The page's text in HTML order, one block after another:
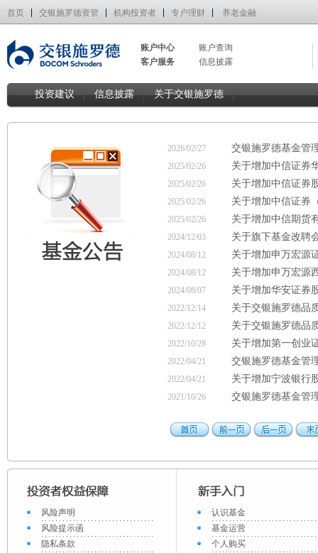
首页 交银施罗德资管 机构投资者 专户理财 养老金融
账户中心
账户查询
客户服务
信息披露
投资建议 信息披露 关于交银施罗德
2026/02/27 交银施罗德基金管
2025/02/26 关于增加中信证券
2025/02/26 关于增加中信证券
2025/02/26 关于增加中信证券
2025/02/26 关于增加中信期货
2024/12/03 关于旗下基金改聘
2024/08/12 关于增加申万宏源
2024/08/12 关于增加申万宏源
2024/08/07 关于增加华安证券
2022/12/14 关于交银施罗德品
2022/12/12 关于交银施罗德品
2022/10/28 关于增加第一创业
2022/04/21 交银施罗德基金管
2022/04/21 关于增加宁波银行
2021/10/26 交银施罗德基金管
风险声明
风险提示函
隐私条款
认识基金
基金运营
个人购买